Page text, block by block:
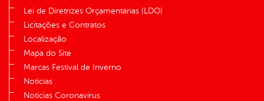
Lei de Diretrizes Orçamentárias (LDO)
Licitações e Contratos
Localização
Mapa do Site
Marcas Festival de Inverno
Notícias
Notícias Coronavírus